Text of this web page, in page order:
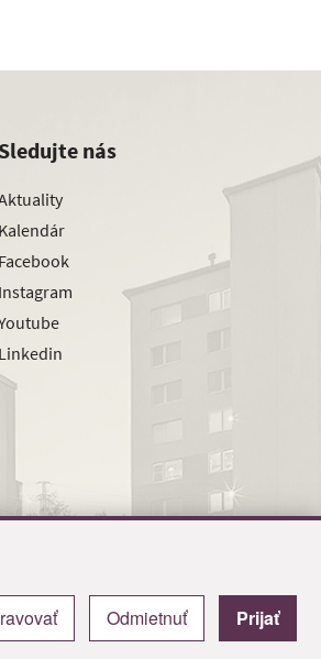
Odmietnuť Prijať
Sledujte nás
Kalendár
Facebook
Instagram
Linkedin